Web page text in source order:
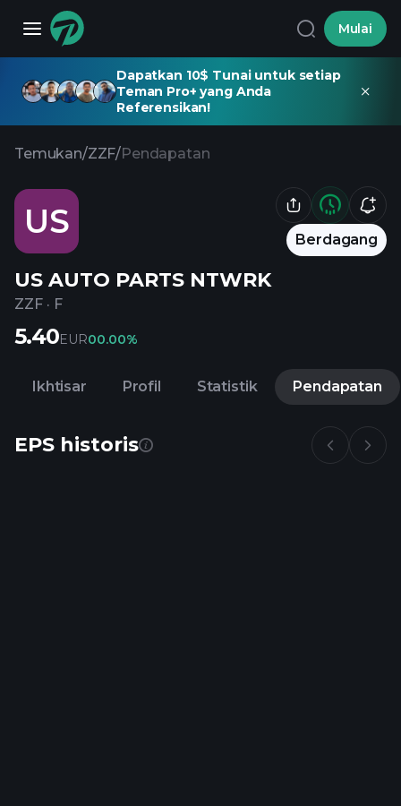
Mulai
Dapatkan 10$ Tunai untuk setiap
Teman Pro+ yang Anda
Referensikan!
Temukan/ZZF/Pendapatan
US Berdagang
US AUTO PARTS NTWRK
ZZF · F
5.40EUR00.00%
Ikhtisar Profil Statistik Pendapatan
EPS historis